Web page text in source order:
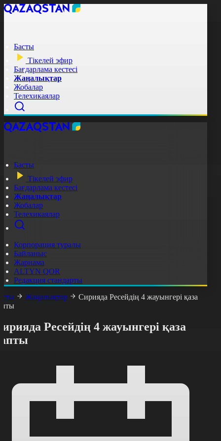
Басты
Тікелей эфир
Бағдарлама кестесі
Жаңалықтар
Жобалар
Телехикаялар
Басты
Тікелей эфир
Бағдарлама кестесі
Жаңалықтар
Жобалар
Телехикаялар
Корпорация туралы
Байланыс
Жарнама
ALTYN QOR
Редакция стандарты
Жаңалықтар
Сирияда Ресейдің 4 жауынгері қаза
Ресейдің 4 жауынгері қаза